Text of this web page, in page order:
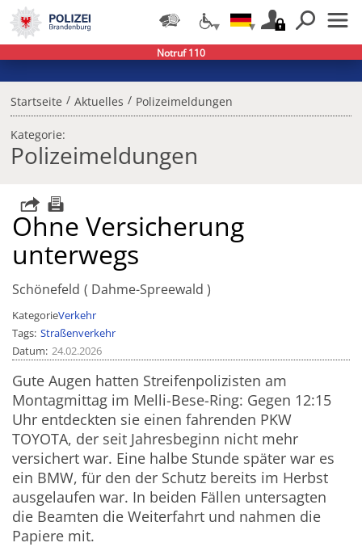
Startseite / Aktuelles / Polizeimeldungen
Kategorie:
Polizeimeldungen
Ohne Versicherung
unterwegs
Schönefeld Dahme-Spreewald
KategorieVerkehr
Tags Straßenverkehr
Datum 24.02.2026
Gute Augen hatten Streifenpolizisten am
Montagmittag im Melli-Bese-Ring: Gegen 12:15
Uhr entdeckten sie einen fahrenden PKW
TOYOTA, der seit Jahresbeginn nicht mehr
versichert war. Eine halbe Stunde später war es
ein BMW, für den der Schutz bereits im Herbst
ausgelaufen war. In beiden Fällen untersagten
die Beamten die Weiterfahrt und nahmen die
Papiere mit.
Notruf 110